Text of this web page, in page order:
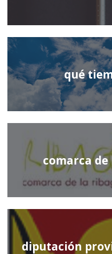
qué
comarca
diputación